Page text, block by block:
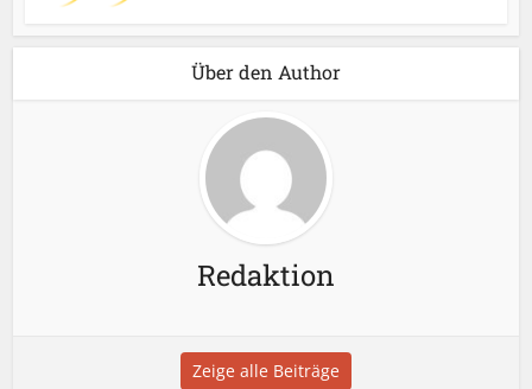
Über den Author
Redaktion
Zeige alle Beiträge